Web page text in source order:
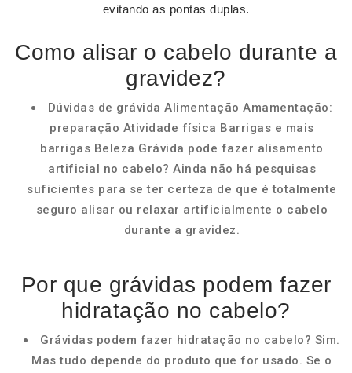
evitando as pontas duplas.
Como alisar o cabelo durante a
gravidez?
Dúvidas de grávida Alimentação Amamentação:
preparação Atividade física Barrigas e mais
barrigas Beleza Grávida pode fazer alisamento
artificial no cabelo? Ainda não há pesquisas
suficientes para se ter certeza de que é totalmente
seguro alisar ou relaxar artificialmente o cabelo
durante a gravidez.
Por que grávidas podem fazer
hidratação no cabelo?
Grávidas podem fazer hidratação no cabelo? Sim.
Mas tudo depende do produto que for usado. Se o